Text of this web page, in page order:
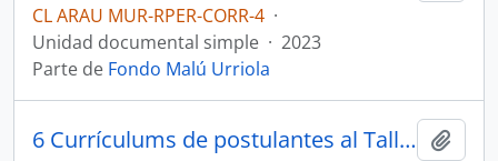
CL ARAU MUR-RPER-CORR-4 ·
Unidad documental simple · 2023
Parte de Fondo Malú Urriola
6 Currículums de postulantes al Taller de Poesía enviado por Fundación Pablo Neruda a Malú Urriola